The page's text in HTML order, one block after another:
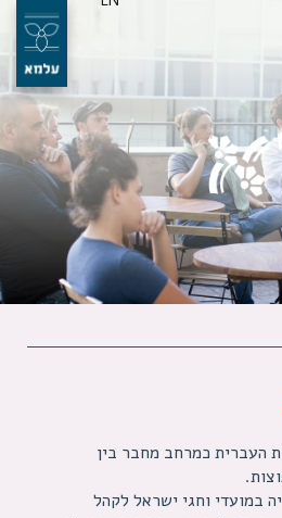
העברית כמרחב מחבר בין
במועדי וחגי ישראל לקהל